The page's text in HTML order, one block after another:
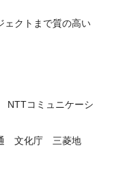
ェクトまで質の高い
コミュニケーシ
文化庁 三菱地